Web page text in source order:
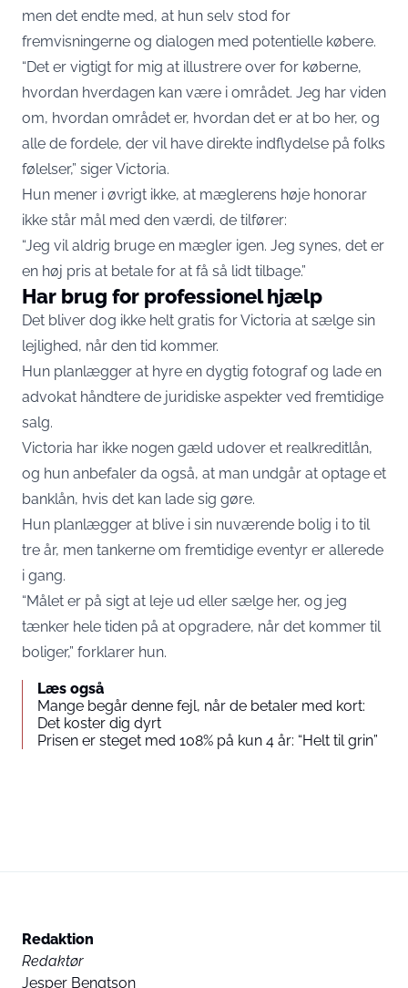
men det endte med, at hun selv stod for
fremvisningerne og dialogen med potentielle købere.
“Det er vigtigt for mig at illustrere over for køberne,
hvordan hverdagen kan være i området. Jeg har viden
om, hvordan området er, hvordan det er at bo her, og
alle de fordele, der vil have direkte indflydelse på folks
følelser,” siger Victoria.
Hun mener i øvrigt ikke, at mæglerens høje honorar
ikke står mål med den værdi, de tilfører:
“Jeg vil aldrig bruge en mægler igen. Jeg synes, det er
en høj pris at betale for at få så lidt tilbage.”
Har brug for professionel hjælp
Det bliver dog ikke helt gratis for Victoria at sælge sin
lejlighed, når den tid kommer.
Hun planlægger at hyre en dygtig fotograf og lade en
advokat håndtere de juridiske aspekter ved fremtidige
salg.
Victoria har ikke nogen gæld udover et realkreditlån,
og hun anbefaler da også, at man undgår at optage et
banklån, hvis det kan lade sig gøre.
Hun planlægger at blive i sin nuværende bolig i to til
tre år, men tankerne om fremtidige eventyr er allerede
i gang.
“Målet er på sigt at leje ud eller sælge her, og jeg
tænker hele tiden på at opgradere, når det kommer til
boliger,” forklarer hun.
Læs også
Mange begår denne fejl, når de betaler med kort:
Det koster dig dyrt
Prisen er steget med 108% på kun 4 år: “Helt til grin”
Redaktion
Redaktør
Jesper Bengtson